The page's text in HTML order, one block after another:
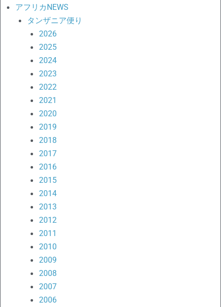
アフリカNEWS
タンザニア便り
2026
2025
2024
2023
2022
2021
2020
2019
2018
2017
2016
2015
2014
2013
2012
2011
2010
2009
2008
2007
2006